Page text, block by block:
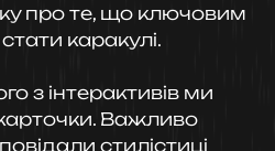
про те, що ключовим
каракулі.
з інтерактивів ми
Важливо
стилістиці